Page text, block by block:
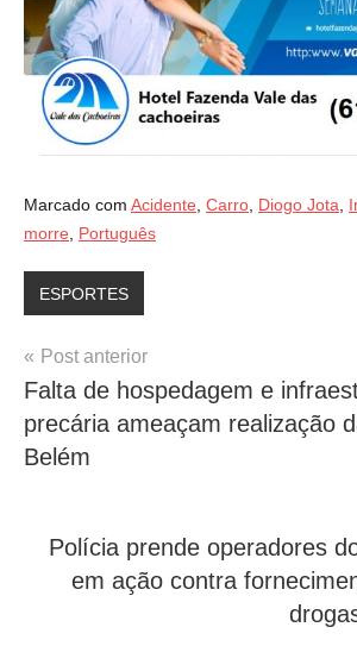
Marcado com Acidente, Carro, Diogo Jota,
morre, Português
ESPORTES
Navegação
de
Post
Post anterior
Falta de hospedagem e
precária ameaçam realização
Belém
Polícia prende operadores
em ação contra